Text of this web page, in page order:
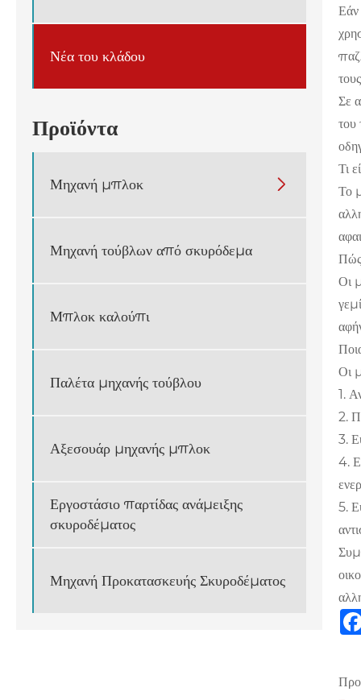
Νέα του κλάδου
Προϊόντα
Μηχανή μπλοκ 
Μηχανή τούβλων από σκυρόδεμα
Μπλοκ καλούπι
Παλέτα μηχανής τούβλου
Αξεσουάρ μηχανής μπλοκ
Εργοστάσιο παρτίδας ανάμειξης
σκυροδέματος
Μηχανή Προκατασκευής Σκυροδέματος
Εάν
Σε
του
Τι
Το
Πώς
Οι
Οι
1.
2.
3.
4.
5.